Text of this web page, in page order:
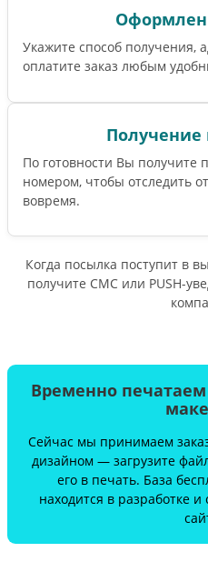
Укажите способ получения,
оплатите заказ любым
Получение
По готовности Вы получите
номером, чтобы отследить
вовремя.
Когда посылка поступит в
получите СМС или PUSH-
Временно
Сейчас мы принимаем
дизайном — загрузите
его в печать. База
находится в разработке